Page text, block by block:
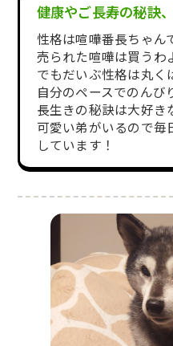
健康やご長寿の秘訣
性格は喧嘩番長ちゃん
売られた喧嘩は買うわ
でもだいぶ性格は丸
自分のペースでのん
長生きの秘訣は大好き
可愛い弟がいるので
しています！